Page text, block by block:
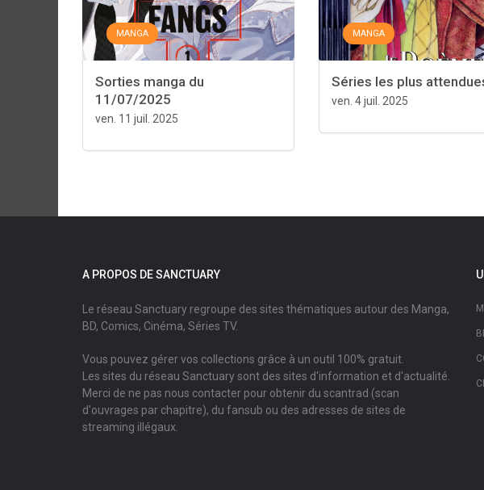
MANGA
Sorties manga du
11/07/2025
ven. 11 juil. 2025
MANGA
Séries les plus
ven. 4 juil. 2025
A PROPOS DE SANCTUARY
Le réseau Sanctuary regroupe des sites thématiques autour des Manga,
BD, Comics, Cinéma, Séries TV.
Vous pouvez gérer vos collections grâce à un outil 100% gratuit.
Les sites du réseau Sanctuary sont des sites d'information et d'actualité.
Merci de ne pas nous contacter pour obtenir du scantrad (scan
d'ouvrages par chapitre), du fansub ou des adresses de sites de
streaming illégaux.